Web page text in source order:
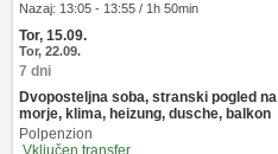
Nazaj: 13:05 - 13:55 / 1h 50min
Tor, 15.09.
Tor, 22.09.
7 dni
Dvoposteljna soba, stranski pogled na
morje, klima, heizung, dusche, balkon
Polpenzion
Vključen transfer